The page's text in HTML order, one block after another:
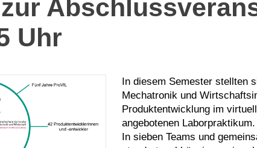
Uhr
In diesem Semester stellten
Mechatronik und
Produktentwicklung im
angebotenen Laborpraktikum.
In sieben Teams und